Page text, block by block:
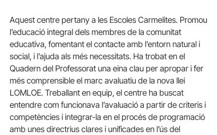
Aquest centre pertany a les Escoles Carmelites. Promou
l’educació integral dels membres de la comunitat
educativa, fomentant el contacte amb l’entorn natural i
social, i l’ajuda als més necessitats. Ha trobat en el
Quadern del Professorat una eina clau per apropar i fer
més comprensible el marc avaluatiu de la nova llei
LOMLOE. Treballant en equip, el centre ha buscat
entendre com funcionava l’avaluació a partir de criteris i
competències i integrar-la en el procés de programació
amb unes directrius clares i unificades en l’ús del